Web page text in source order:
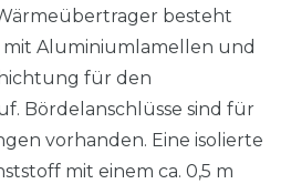
besteht
Aluminiumlamellen und
für den
Bördelanschlüsse sind für
vorhanden. Eine isolierte
mit einem ca. 0,5 m